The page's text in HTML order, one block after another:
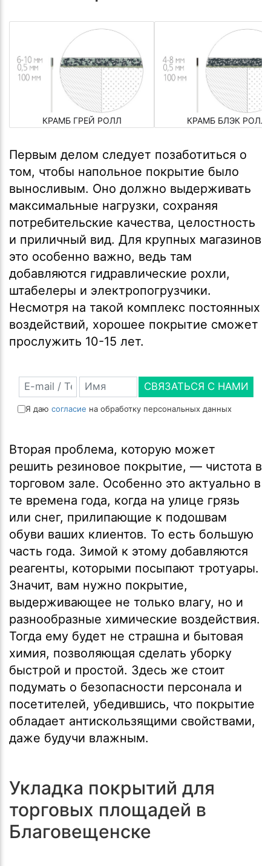
КРАМБ ГРЕЙ РОЛЛ КРАМБ БЛЭК РОЛЛ
Первым делом следует позаботиться о
том, чтобы напольное покрытие было
выносливым. Оно должно выдерживать
максимальные нагрузки, сохраняя
потребительские качества, целостность
и приличный вид. Для крупных магазинов
это особенно важно, ведь там
добавляются гидравлические рохли,
штабелеры и электропогрузчики.
Несмотря на такой комплекс постоянных
воздействий, хорошее покрытие сможет
прослужить 10-15 лет.
СВЯЗАТЬСЯ С НАМИ
Я даю согласие на обработку персональных данных
Вторая проблема, которую может
решить резиновое покрытие, — чистота в
торговом зале. Особенно это актуально в
те времена года, когда на улице грязь
или снег, прилипающие к подошвам
обуви ваших клиентов. То есть большую
часть года. Зимой к этому добавляются
реагенты, которыми посыпают тротуары.
Значит, вам нужно покрытие,
выдерживающее не только влагу, но и
разнообразные химические воздействия.
Тогда ему будет не страшна и бытовая
химия, позволяющая сделать уборку
быстрой и простой. Здесь же стоит
подумать о безопасности персонала и
посетителей, убедившись, что покрытие
обладает антискользящими свойствами,
даже будучи влажным.
Укладка покрытий для
торговых площадей в
Благовещенске